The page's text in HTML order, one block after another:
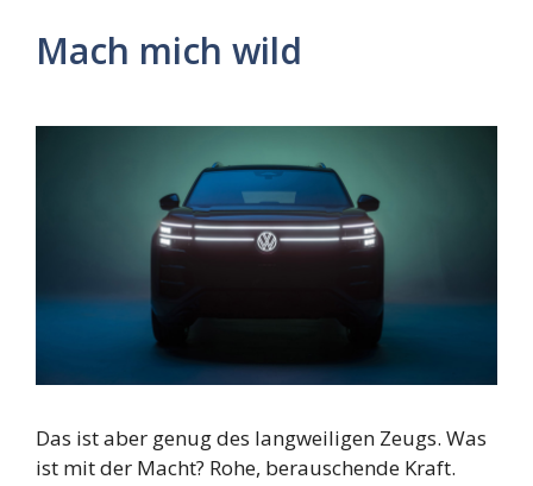
Mach mich wild
Das ist aber genug des langweiligen Zeugs. Was
ist mit der Macht? Rohe, berauschende Kraft.